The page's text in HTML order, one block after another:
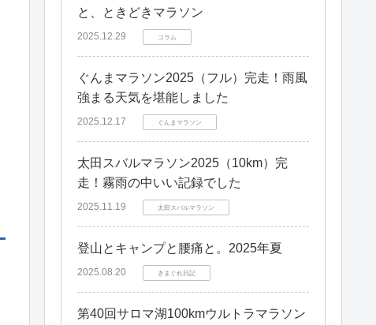
と、ときどきマラソン
2025.12.29 コラム
ぐんまマラソン2025（フル）完走！雨風
強まる天気を堪能しました
2025.12.17 ぐんまマラソン
太田スバルマラソン2025（10km）完
走！霧雨の中いい記録でした
2025.11.19 太田スバルマラソン
登山とキャンプと腰痛と。2025年夏
2025.08.20 きまぐれ日記
第40回サロマ湖100kmウルトラマラソン